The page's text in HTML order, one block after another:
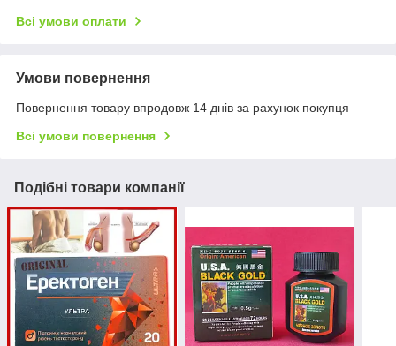
Всі умови оплати
Умови повернення
Повернення товару впродовж 14 днів за рахунок покупця
Всі умови повернення
Подібні товари компанії